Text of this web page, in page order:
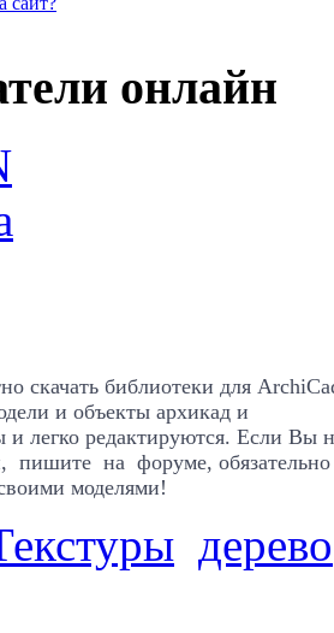
онлайн
скачать библиотеки для
и объекты архикад и
и легко редактируются. Если Вы
пишите на форуме, обязательно
моделями!
дерево